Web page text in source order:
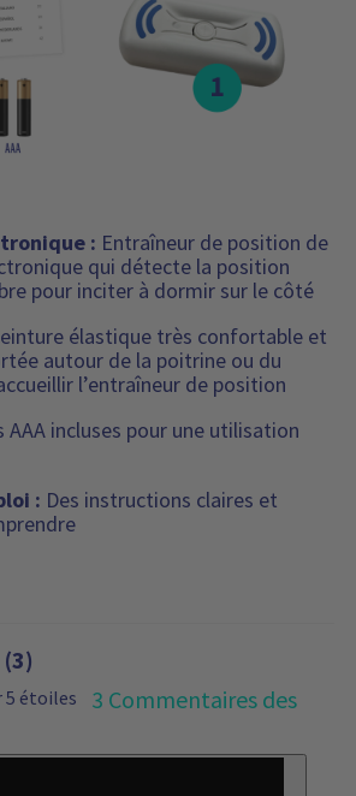
: Entraîneur de position de
qui détecte la position
pour inciter à dormir sur le côté
élastique très confortable et
autour de la poitrine ou du
l’entraîneur de position
AAA incluses pour une utilisation
: Des instructions claires et
5 étoiles
3 Commentaires des